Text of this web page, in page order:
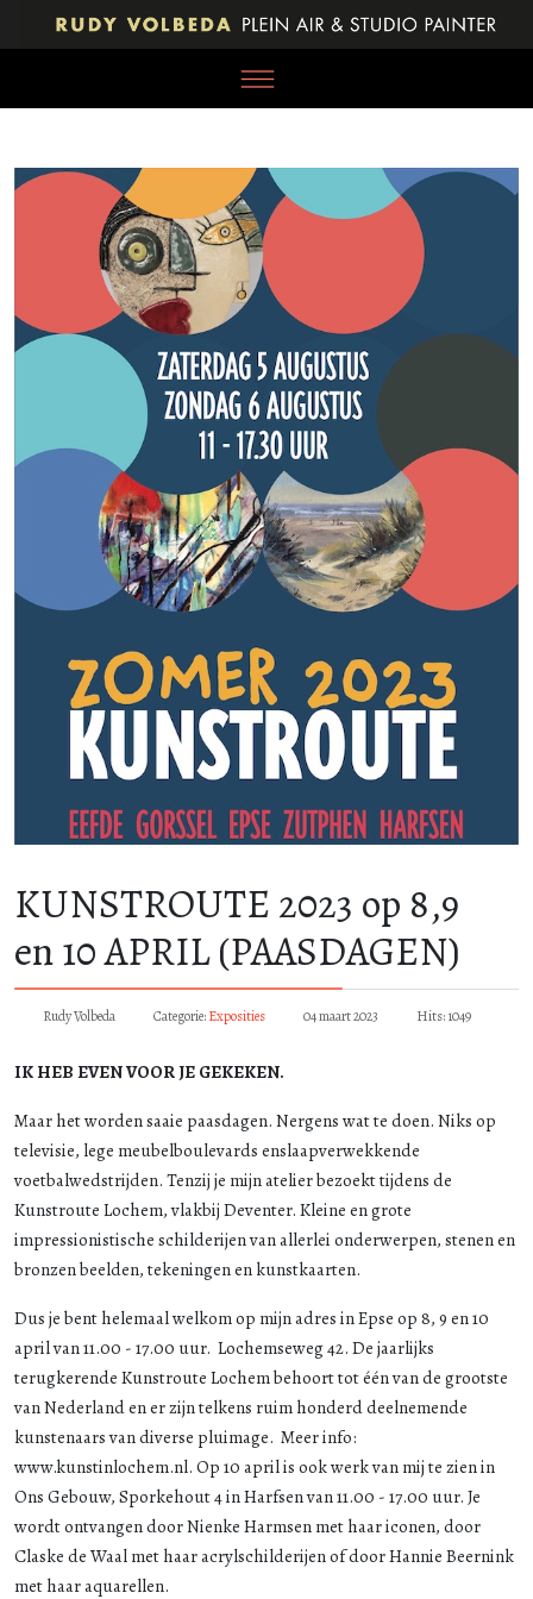
KUNSTROUTE 2023 op 8,9
en 10 APRIL (PAASDAGEN)
Rudy Volbeda Categorie:Exposities 04 maart 2023 Hits: 1049
IK HEB EVEN VOOR JE GEKEKEN.
Maar het worden saaie paasdagen. Nergens wat te doen. Niks op
televisie, lege meubelboulevards enslaapverwekkende
voetbalwedstrijden. Tenzij je mijn atelier bezoekt tijdens de
Kunstroute Lochem, vlakbij Deventer. Kleine en grote
impressionistische schilderijen van allerlei onderwerpen, stenen en
bronzen beelden, tekeningen en kunstkaarten.
Dus je bent helemaal welkom op mijn adres in Epse op 8, 9 en 10
april van 11.00 - 17.00 uur. Lochemseweg 42. De jaarlijks
terugkerende Kunstroute Lochem behoort tot één van de grootste
van Nederland en er zijn telkens ruim honderd deelnemende
kunstenaars van diverse pluimage. Meer info:
www.kunstinlochem.nl. Op 10 april is ook werk van mij te zien in
Ons Gebouw, Sporkehout 4 in Harfsen van 11.00 - 17.00 uur. Je
wordt ontvangen door Nienke Harmsen met haar iconen, door
Claske de Waal met haar acrylschilderijen of door Hannie Beernink
met haar aquarellen.